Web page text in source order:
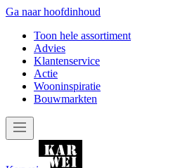
Ga naar hoofdinhoud
Toon hele assortiment
Advies
Klantenservice
Actie
Wooninspiratie
Bouwmarkten